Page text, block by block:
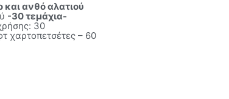
ανθό αλατιού
-30 τεμάχια-
30
χαρτοπετσέτες – 60